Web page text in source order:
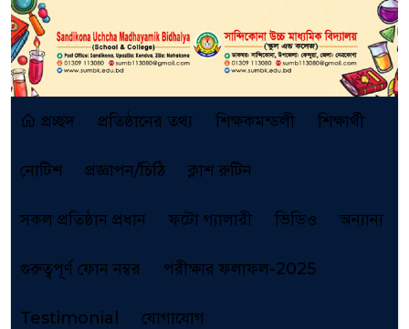
প্রচ্ছদ প্রতিষ্ঠানের তথ্য শিক্ষকমন্ডলী শিক্ষার্থী
নোটিশ প্রজ্ঞাপন/চিঠি ক্লাশ রুটিন
সকল প্রতিষ্ঠান প্রধান ফটো গ্যালারী ভিডিও অন্যান্য
গুরুত্বপূর্ণ ফোন নম্বর পরীক্ষার ফলাফল-2025
Testimonial যোগাযোগ